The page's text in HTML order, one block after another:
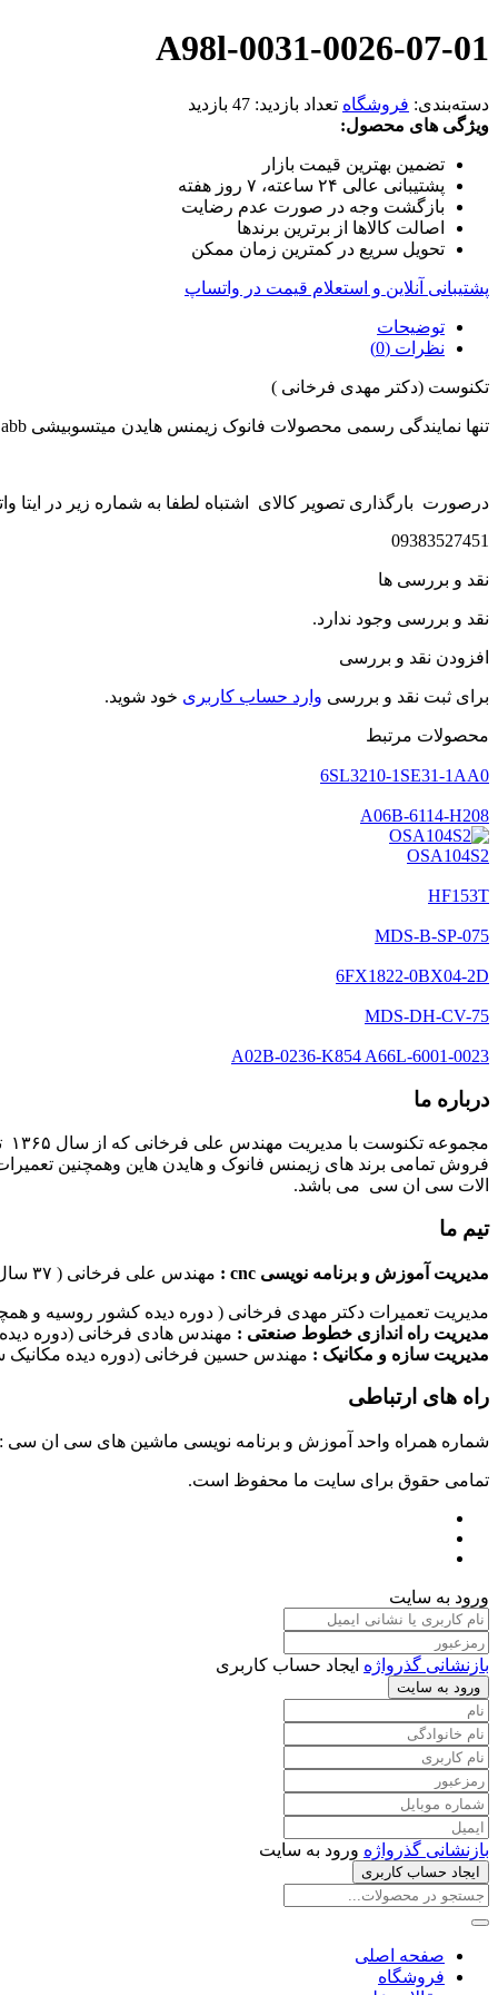
A98l-0031-0026-07-01
دسته‌بندی: فروشگاه تعداد بازدید: 47 بازدید
ویژگی های محصول:
تضمین بهترین قیمت بازار
پشتیبانی عالی ۲۴ ساعته، ۷ روز هفته
بازگشت وجه در صورت عدم رضایت
اصالت کالاها از برترین برندها
تحویل سریع در کمترین زمان ممکن
پشتیبانی آنلاین و استعلام قیمت در واتساپ
توضیحات
نظرات (0)
تکنوست (دکتر مهدی فرخانی )
تنها نمایندگی رسمی محصولات فانوک زیمنس هایدن میتسوبیشی abb در ایران
درصورت بارگذاری تصویر کالای اشتباه لطفا به شماره زیر در ایتا
09383527451
نقد و بررسی ها
نقد و بررسی وجود ندارد.
افزودن نقد و بررسی
برای ثبت نقد و بررسی وارد حساب کاربری خود شوید.
محصولات مرتبط
6SL3210-1SE31-1AA0
A06B-6114-H208
OSA104S2
HF153T
MDS-B-SP-075
6FX1822-0BX04-2D
MDS-DH-CV-75
A02B-0236-K854 A66L-6001-0023
درباره ما
فروش تمامی برند های زیمنس فانوک و هایدن هاین وهمچنین
الات سی ان سی می باشد.
تیم ما
مدیریت آموزش و برنامه نویسی cnc : مهندس علی فرخانی ( ۳۷ سال سابقه کاری در امر برنامه نویسی ماشین های سی ان سی)
مدیریت تعمیرات دکتر مهدی فرخانی ( دوره دیده کشور روسیه و
مدیریت راه اندازی خطوط صنعتی : مهندس هادی فرخانی (دوره
مدیریت سازه و مکانیک : مهندس حسین فرخانی (دوره دیده مکانیک
راه های ارتباطی
شماره همراه واحد آموزش و برنامه نویسی ماشین های سی ان سی : ۰۹۱۲۴۰۹۶۱۷۹ شماره همراه واحد راه اندازی خطوط ماشین آلات صنعتی : ۰۹۱۰۱۹۹۷۴۷۰ شماره همراه واحد تعمیرات : ۰۹۳۸۳۵۲۷۴۵۱
تمامی حقوق برای سایت ما محفوظ است.
ورود به سایت
بازنشانی گذرواژه ایجاد حساب کاربری
ورود به سایت
بازنشانی گذرواژه ورود به سایت
ایجاد حساب کاربری
صفحه اصلی
فروشگاه